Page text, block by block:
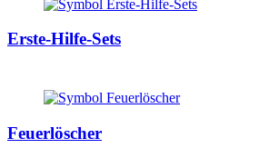
Erste-Hilfe-Sets
Feuerlöscher